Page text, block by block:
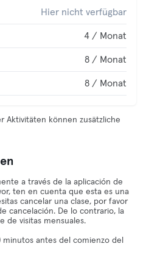
Hier nicht verfügbar
4 / Monat
8 / Monat
8 / Monat
Aktivitäten können zusätzliche
a través de la aplicación de
ten en cuenta que esta es una
cancelar una clase, por favor
cancelación. De lo contrario, la
de visitas mensuales.
minutos antes del comienzo del